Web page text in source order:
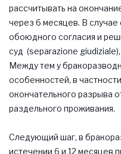
рассчитывать на
через 6 месяцев. В случае
обоюдного согласия и
суд (separazione
Между тем у
особенностей, в
окончательного разрыва
раздельного проживания.
Следующий шаг, в
истечении 6 и 12 месяцев